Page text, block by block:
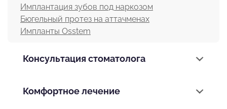
Имплантация зубов под наркозом
Бюгельный протез на аттачменах
Импланты Osstem
Консультация стоматолога
Комфортное лечение